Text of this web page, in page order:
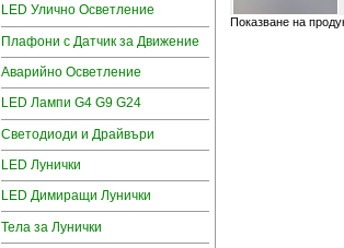
LED Улично Осветление
Плафони с Датчик за Движение
Аварийно Осветление
LED Лампи G4 G9 G24
Светодиоди и Драйвъри
LED Лунички
LED Димиращи Лунички
Тела за Лунички
Показване на